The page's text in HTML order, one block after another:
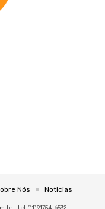
Nós Noticias